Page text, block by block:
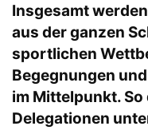
Insgesamt
aus der ganzen
sportlichen
Begegnungen
im Mittelpunkt.
Delegationen